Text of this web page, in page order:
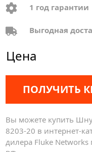
1 год гарантии
Выгодная
Цена
ПОЛУЧИТЬ
Вы можете купить
8203-20 в интернет-
дилера Fluke